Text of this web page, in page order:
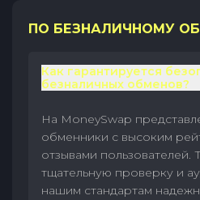
ПО БЕЗНАЛИЧНОМУ
Как гарантируется
безналичных обменов?
На MoneySwap
обменники с высоким
отзывами
тщательную проверку и
нашим стандартам